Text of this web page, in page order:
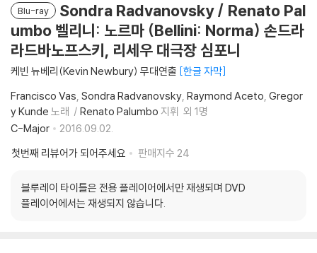
Blu-ray
Sondra Radvanovsky / Renato Pal
umbo 벨리니: 노르마 (Bellini: Norma) 손드라
라드바노프스키, 리세우 대극장 심포니
케빈 뉴베리(Kevin Newbury) 무대연출 한글 자막
Francisco Vas Sondra Radvanovsky Raymond Aceto Gregor
y Kunde 노래 Renato Palumbo 지휘 외 1명
C-Major
2016.09.02.
첫번째 리뷰어가 되어주세요
판매지수 24
블루레이 타이틀은 전용 플레이어에서만 재생되며 DVD
플레이어에서는 재생되지 않습니다.